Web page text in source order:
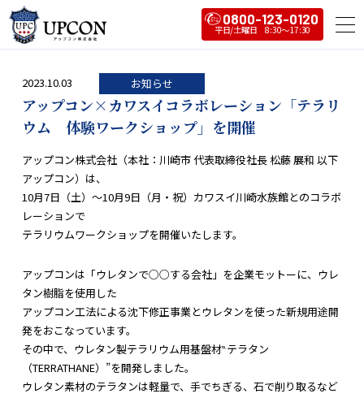
0800-123-0120
2023.10.03 お知らせ
アップコン×カワスイコラボレーション「テラリ
ウム 体験ワークショップ」を開催
アップコン株式会社（本社：川崎市 代表取締役社長 松藤 展和 以下
アップコン）は、
10月7日（土）～10月9日（月・祝）カワスイ川崎水族館とのコラボ
レーションで
テラリウムワークショップを開催いたします。
アップコンは「ウレタンで○○する会社」を企業モットーに、ウレ
タン樹脂を使用した
アップコン工法による沈下修正事業とウレタンを使った新規用途開
発をおこなっています。
その中で、ウレタン製テラリウム用基盤材‶テラタン
（TERRATHANE）”を開発しました。
ウレタン素材のテラタンは軽量で、手でちぎる、石で削り取るなど